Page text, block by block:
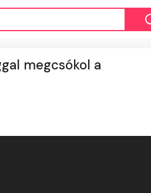
megcsókol a